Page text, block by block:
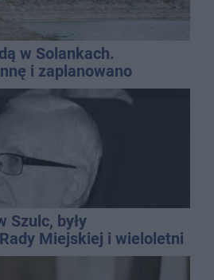
w Solankach.
i zaplanowano
Szulc, były
Miejskiej i wieloletni